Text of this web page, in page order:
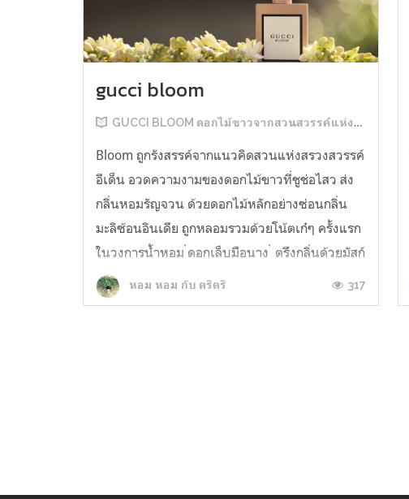
gucci bloom
GUCCI BLOOM ดอกไม้ขาวจากสวนสวรรค์แห่งพระเจ้า
Bloom ถูกรังสรรค์จากแนวคิดสวนแห่งสรวงสวรรค์
อีเด็น อวดความงามของดอกไม้ขาวที่ชูช่อไสว ส่ง
กลิ่นหอมรัญจวน ด้วยดอกไม้หลักอย่างซ่อนกลิ่น
มะลิซ้อนอินเดีย ถูกหลอมรวมด้วยโน้ตเก๋ๆ ครั้งแรก
ในวงการน้ำหอม ่ดอกเล็บมือนาง ่ ตรึงกลิ่นด้วยมัสก์
ตามขนบแบบโบราณด้วยชะมดเช็ด ด้วยแรง
บันดาลใจที่ว่าผู้หญิงมีแตกต่าง มีค...
หอม หอม กับ ตริตริ 317